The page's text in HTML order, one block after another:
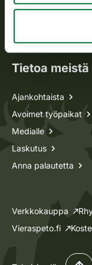
Tietoa meistä
Ajankohtaista
Avoimet työpaikat
Medialle
Laskutus
Anna palautetta
Verkkokauppa
Vieraspeto.fi